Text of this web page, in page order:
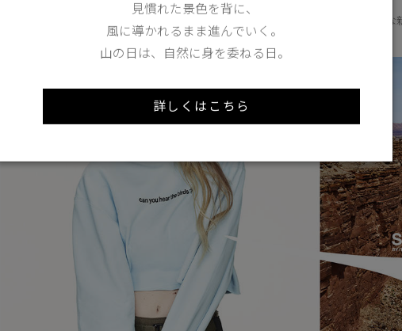
2025年春夏キャンペーン「Wild Horizon（荒野の地平線）」がカナダグースを大胆な
の夏、情熱と個性あふれる大胆なスタイルで熱狂を呼び起こします。
見慣れた景色を背に、
風に導かれるまま進んでいく。
山の日は、自然に身を委ねる日。
詳しくはこちら